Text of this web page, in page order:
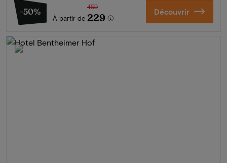
-50%
À partir de
459
229 Découvrir